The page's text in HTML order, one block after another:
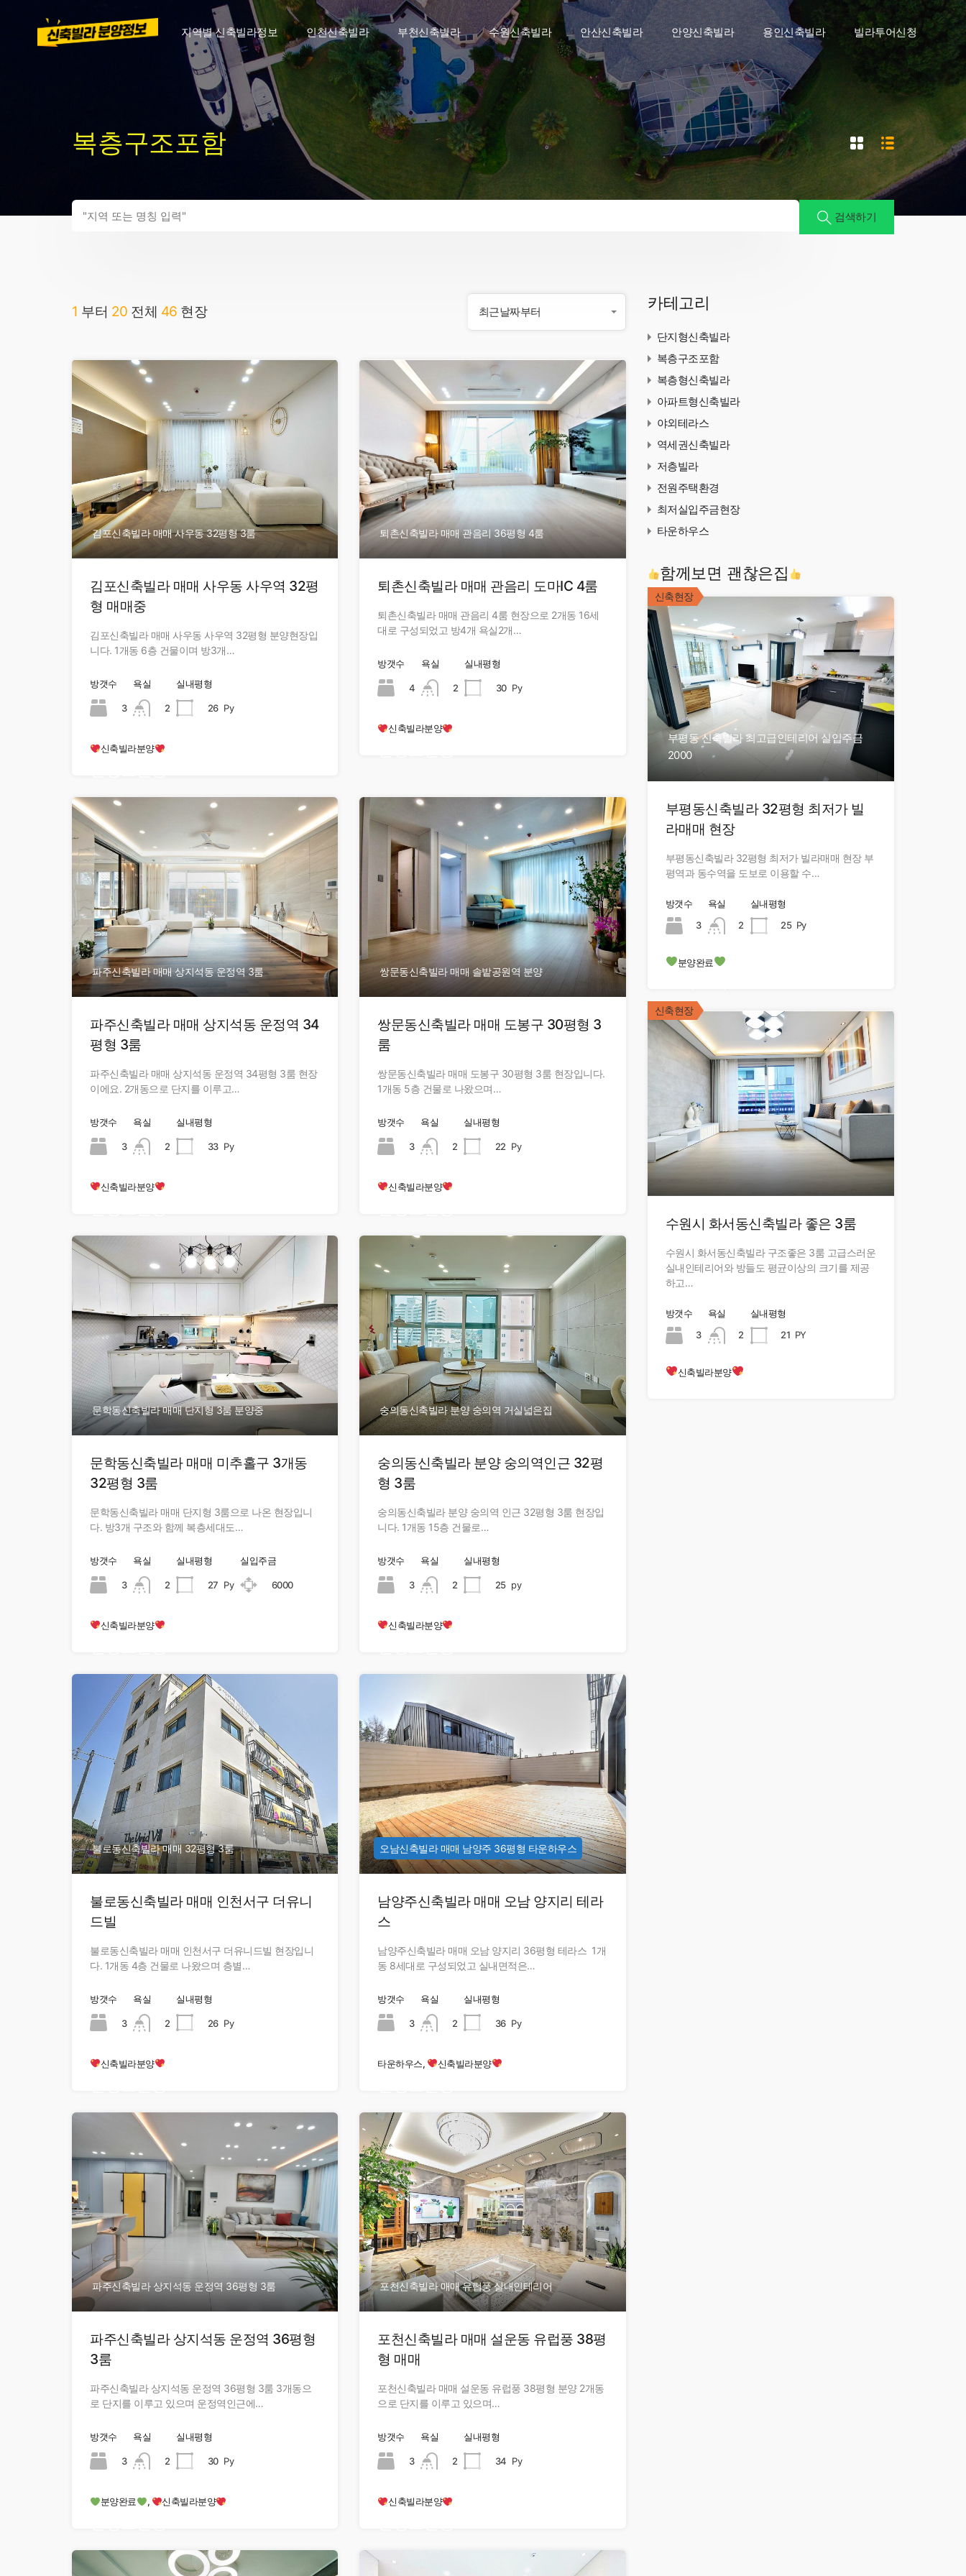
지역별 신축빌라정보 인천신축빌라 부천신축빌라 수원신축빌라 안산신축빌라 안양신축빌라 용인신축빌라 빌라투어신청
복층구조포함
검색하기
1 부터 20 전체 46 현장 최근날짜부터
김포신축빌라 매매 사우동 32평형 3룸
김포신축빌라 매매 사우동 사우역 32평
형 매매중
김포신축빌라 매매 사우동 사우역 32평형 분양현장입
니다. 1개동 6층 건물이며 방3개…
방갯수
3
욕실
2
실내평형
26 Py
신축빌라분양
퇴촌신축빌라 매매 관음리 36평형 4룸
퇴촌신축빌라 매매 관음리 도마IC 4룸
퇴촌신축빌라 매매 관음리 4룸 현장으로 2개동 16세
대로 구성되었고 방4개 욕실2개…
방갯수
4
욕실
2
실내평형
30 Py
신축빌라분양
파주신축빌라 매매 상지석동 운정역 3룸
파주신축빌라 매매 상지석동 운정역 34
평형 3룸
파주신축빌라 매매 상지석동 운정역 34평형 3룸 현장
이에요. 2개동으로 단지를 이루고…
방갯수
3
욕실
2
실내평형
33 Py
신축빌라분양
쌍문동신축빌라 매매 솔밭공원역 분양
쌍문동신축빌라 매매 도봉구 30평형 3
룸
쌍문동신축빌라 매매 도봉구 30평형 3룸 현장입니다.
1개동 5층 건물로 나왔으며…
방갯수
3
욕실
2
실내평형
22 Py
신축빌라분양
문학동신축빌라 매매 단지형 3룸 분양중
문학동신축빌라 매매 미추홀구 3개동
32평형 3룸
문학동신축빌라 매매 단지형 3룸으로 나온 현장입니
다. 방3개 구조와 함께 복층세대도…
방갯수
3
욕실
2
실내평형
27 Py
실입주금
6000
신축빌라분양
숭의동신축빌라 분양 숭의역 거실넓은집
숭의동신축빌라 분양 숭의역인근 32평
형 3룸
숭의동신축빌라 분양 숭의역 인근 32평형 3룸 현장입
니다. 1개동 15층 건물로…
방갯수
3
욕실
2
실내평형
25 py
신축빌라분양
불로동신축빌라 매매 32평형 3룸
불로동신축빌라 매매 인천서구 더유니
드빌
불로동신축빌라 매매 인천서구 더유니드빌 현장입니
다. 1개동 4층 건물로 나왔으며 층별…
방갯수
3
욕실
2
실내평형
26 Py
신축빌라분양
오남신축빌라 매매 남양주 36평형 타운하우스
남양주신축빌라 매매 오남 양지리 테라
스
남양주신축빌라 매매 오남 양지리 36평형 테라스 1개
동 8세대로 구성되었고 실내면적은…
방갯수
3
욕실
2
실내평형
36 Py
타운하우스, 신축빌라분양
파주신축빌라 상지석동 운정역 36평형 3룸
파주신축빌라 상지석동 운정역 36평형
3룸
파주신축빌라 상지석동 운정역 36평형 3룸 3개동으
로 단지를 이루고 있으며 운정역인근에…
방갯수
3
욕실
2
실내평형
30 Py
분양완료 , 신축빌라분양
포천신축빌라 매매 유럽풍 실내인테리어
포천신축빌라 매매 설운동 유럽풍 38평
형 매매
포천신축빌라 매매 설운동 유럽풍 38평형 분양 2개동
으로 단지를 이루고 있으며…
방갯수
3
욕실
2
실내평형
34 Py
신축빌라분양
카테고리
단지형신축빌라
복층구조포함
복층형신축빌라
아파트형신축빌라
야외테라스
역세권신축빌라
저층빌라
전원주택환경
최저실입주금현장
타운하우스
함께보면 괜찮은집
신축현장
부평동 신축빌라 최고급인테리어 실입주금
2000
부평동신축빌라 32평형 최저가 빌
라매매 현장
부평동신축빌라 32평형 최저가 빌라매매 현장 부
평역과 동수역을 도보로 이용할 수…
방갯수
3
욕실
2
실내평형
25 Py
분양완료
신축현장
수원시 화서동신축빌라 좋은 3룸
수원시 화서동신축빌라 구조좋은 3룸 고급스러운
실내인테리어와 방들도 평균이상의 크기를 제공
하고…
방갯수
3
욕실
2
실내평형
21 PY
신축빌라분양